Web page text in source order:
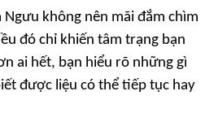
không nên mãi đắm chìm
đó chỉ khiến tâm trạng bạn
ai hết, bạn hiểu rõ những gì
được liệu có thể tiếp tục hay